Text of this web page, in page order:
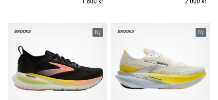
Ny Ny